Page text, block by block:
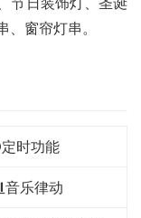
窗帘灯串。
定时功能
音乐律动